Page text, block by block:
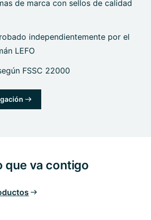
de marca con sellos de calidad
independientemente por el
LEFO
FSSC 22000
que va contigo